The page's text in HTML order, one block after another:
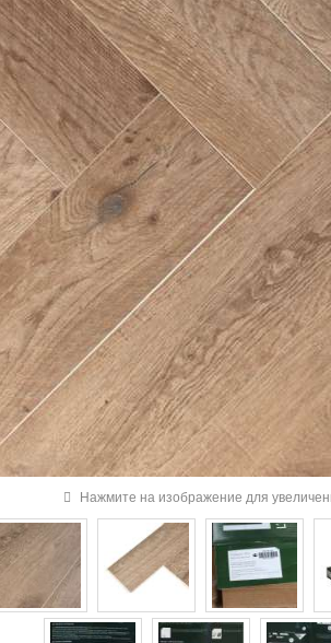
Нажмите на изображение для